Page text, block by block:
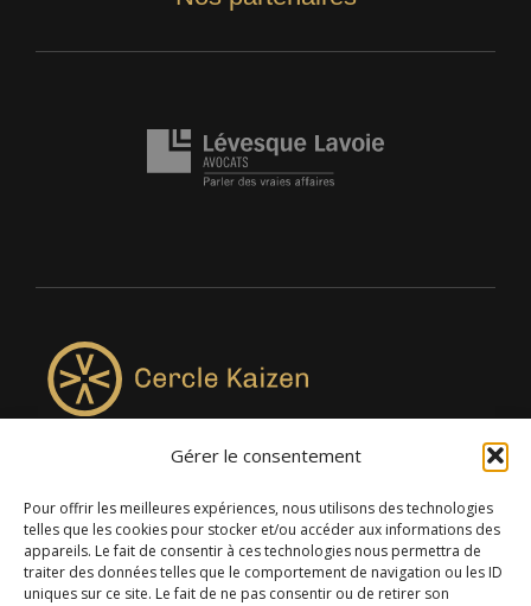
Gérer le consentement
Pour offrir les meilleures expériences, nous utilisons des technologies
telles que les cookies pour stocker et/ou accéder aux informations des
appareils. Le fait de consentir à ces technologies nous permettra de
traiter des données telles que le comportement de navigation ou les ID
uniques sur ce site. Le fait de ne pas consentir ou de retirer son
4957, rue Lionel-Groulx, bureau 819, Saint-Augustin-de-
Desmaures QC G3A 0M7